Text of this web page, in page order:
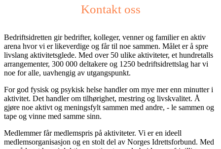
Kontakt oss
Bedriftsidretten gir bedrifter, kolleger, venner og familier en aktiv
arena hvor vi er likeverdige og får til noe sammen. Målet er å spre
livslang aktivitetsglede. Med over 50 ulike aktiviteter, et hundretalls
arrangementer, 300 000 deltakere og 1250 bedriftsidrettslag har vi
noe for alle, uavhengig av utgangspunkt.
For god fysisk og psykisk helse handler om mye mer enn minutter i
aktivitet. Det handler om tilhørighet, mestring og livskvalitet. Å
gjøre noe aktivt og meningsfylt sammen med andre, - le sammen og
tape og vinne med samme sinn.
Medlemmer får medlemspris på aktiviteter. Vi er en ideell
medlemsorganisasjon og en stolt del av Norges Idrettsforbund. Med